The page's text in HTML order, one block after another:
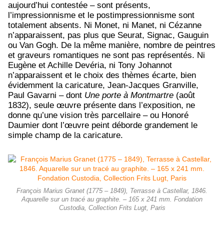
aujourd’hui contestée – sont présents,
l’impressionnisme et le postimpressionnisme sont
totalement absents. Ni Monet, ni Manet, ni Cézanne
n’apparaissent, pas plus que Seurat, Signac, Gauguin
ou Van Gogh. De la même manière, nombre de peintres
et graveurs romantiques ne sont pas représentés. Ni
Eugène et Achille Devéria, ni Tony Johannot
n’apparaissent et le choix des thèmes écarte, bien
évidemment la caricature, Jean-Jacques Granville,
Paul Gavarni – dont Une porte à Montmartre (août
1832), seule œuvre présente dans l’exposition, ne
donne qu’une vision très parcellaire – ou Honoré
Daumier dont l’œuvre peint déborde grandement le
simple champ de la caricature.
François Marius Granet (1775 – 1849), Terrasse à Castellar, 1846.
Aquarelle sur un tracé au graphite. – 165 x 241 mm. Fondation
Custodia, Collection Frits Lugt, Paris